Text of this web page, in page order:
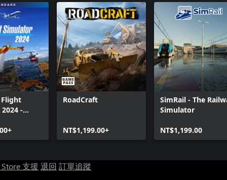
theHunter™ Call of
National Park
theHunter: Call of
Trophy Lodge
theHunter™: Call of
Spring Creek Manor
theHunter™: Call of
Savanna
theHunter™: Call of
theHunter: Call of
theHunter™ Call of
-
RoadCraft
NT$1,199.00+
SimRail - The
Simulator
NT$1,199.00
支援 退回 訂單追蹤